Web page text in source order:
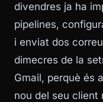
divendres ja ha
pipelines,
i enviat dos
dimecres de la
Gmail, perquè és
nou del seu client